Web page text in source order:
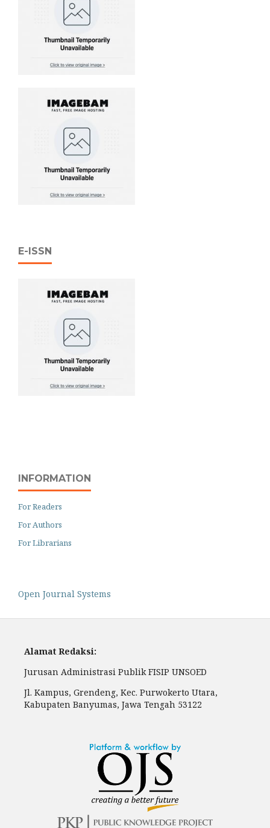
E-ISSN
INFORMATION
For Readers
For Authors
For Librarians
Open Journal Systems
Alamat Redaksi:
Jurusan Administrasi Publik FISIP UNSOED
Jl. Kampus, Grendeng, Kec. Purwokerto Utara,
Kabupaten Banyumas, Jawa Tengah 53122